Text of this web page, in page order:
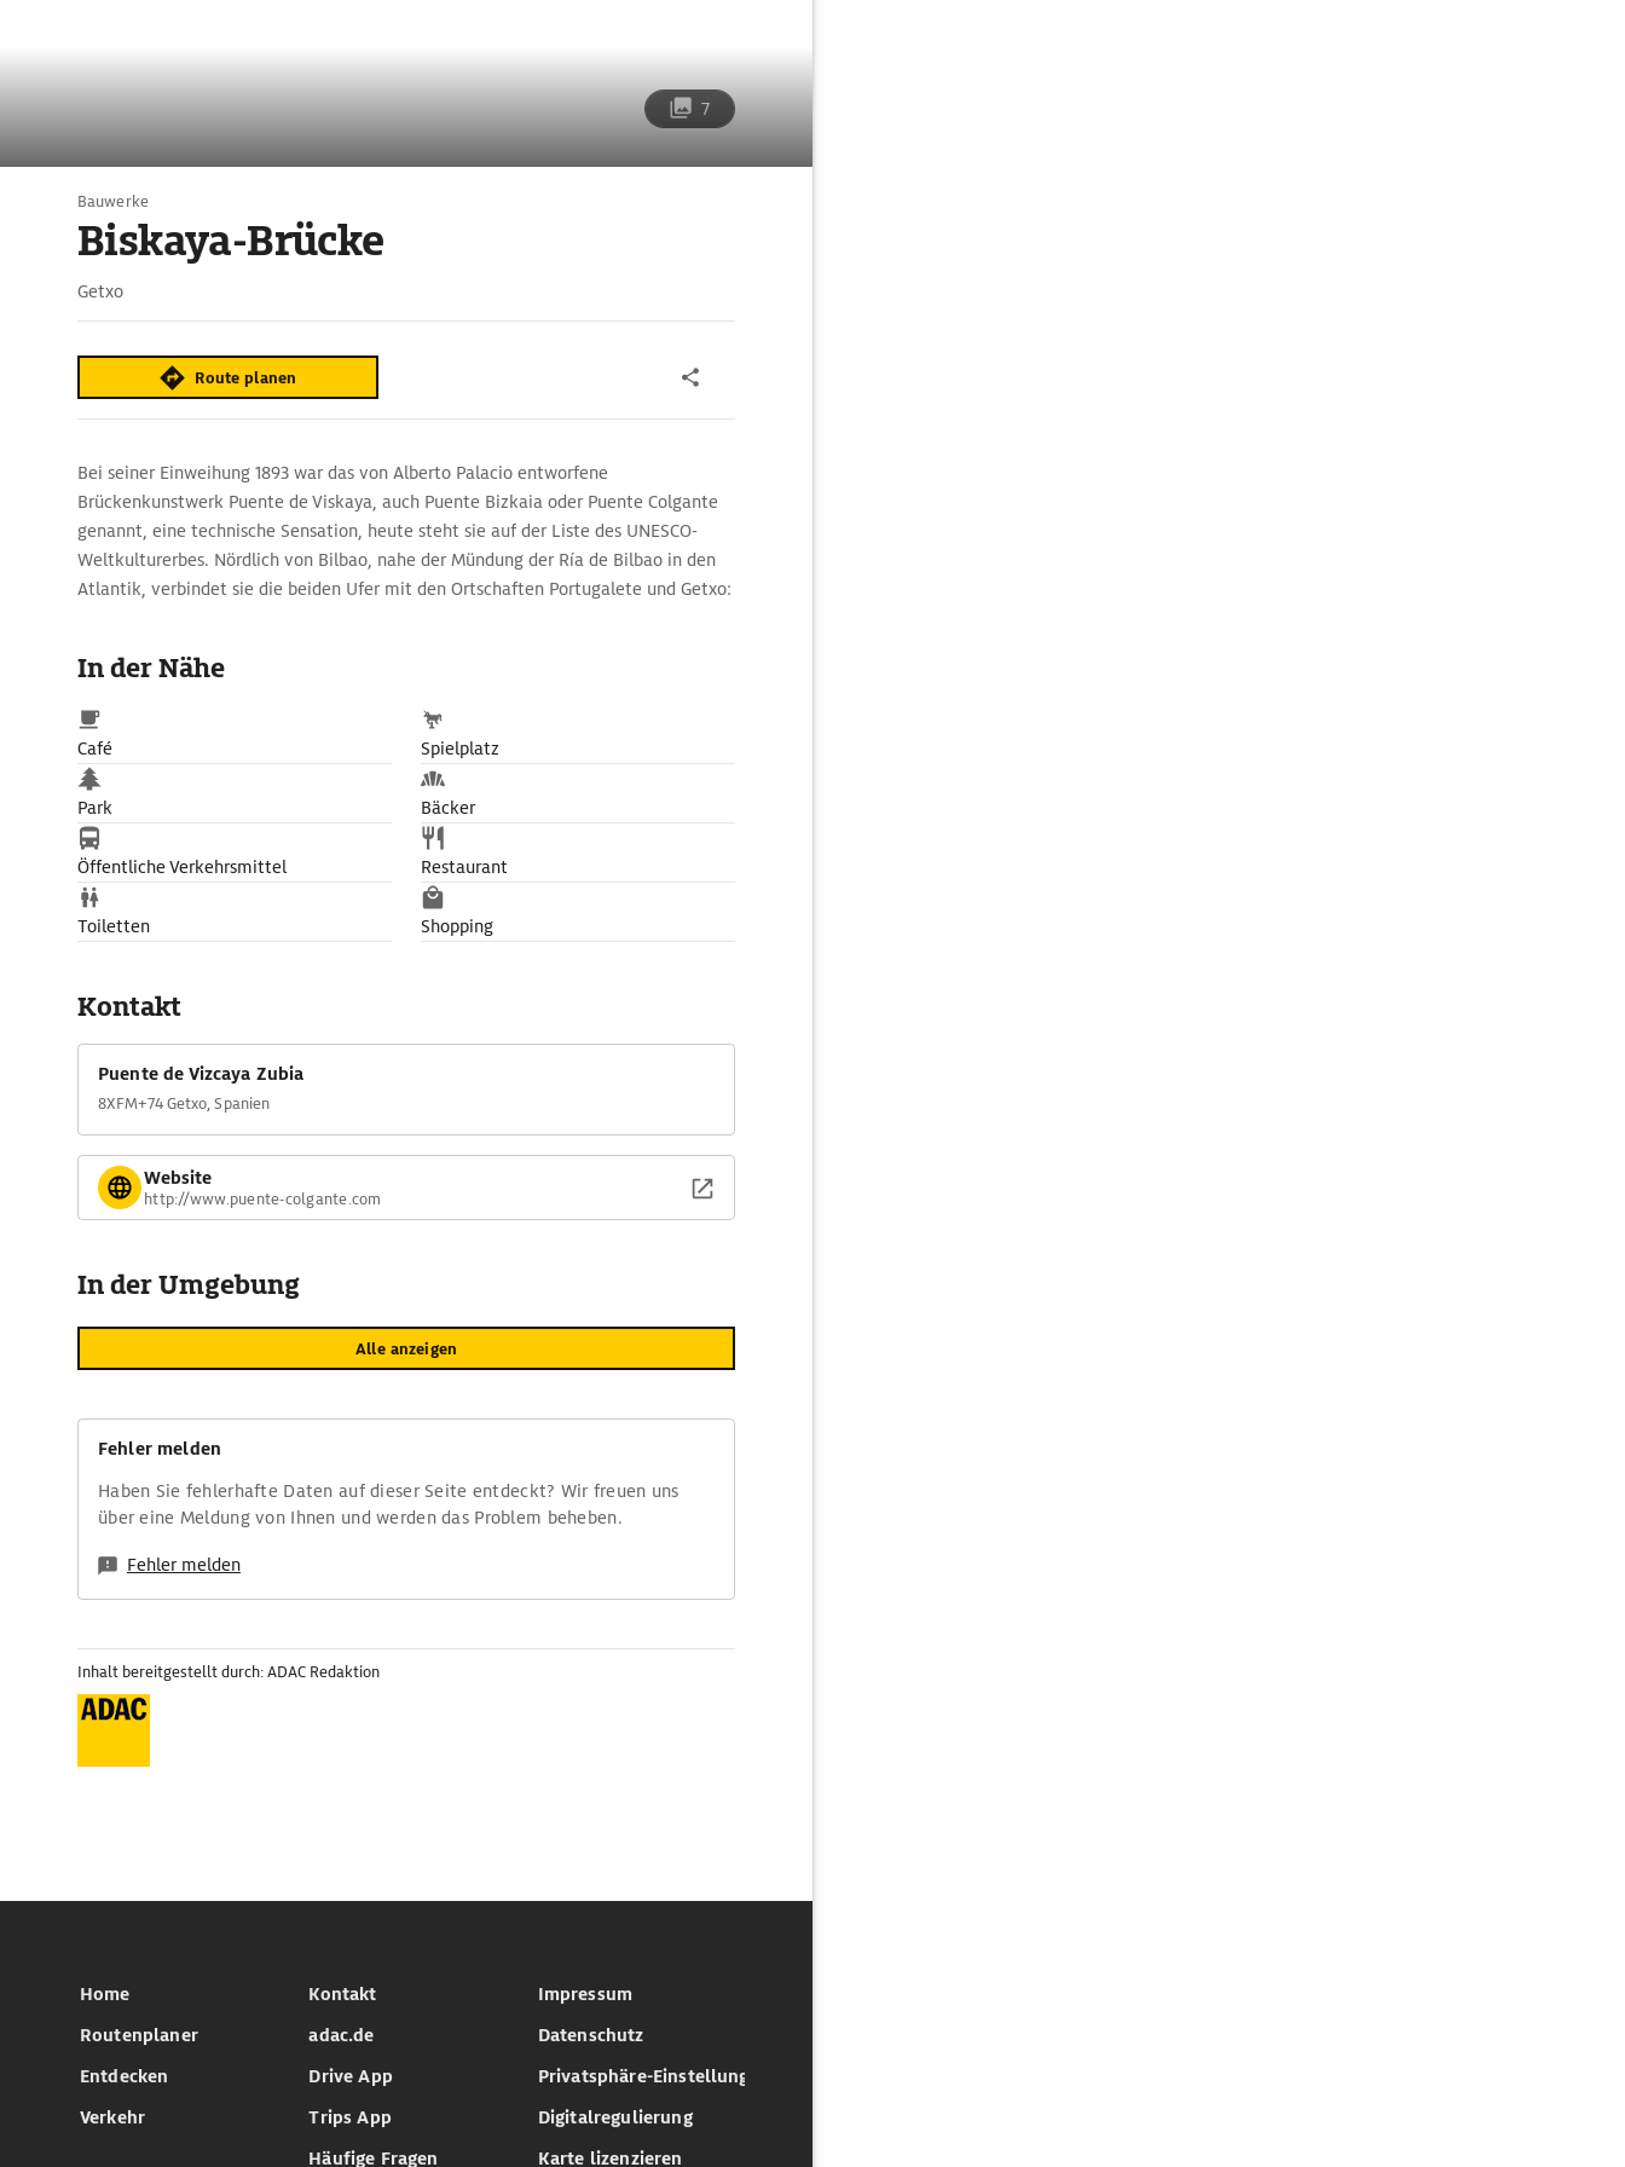
7
Bauwerke
Biskaya-Brücke
Getxo
Route planen
Bei seiner Einweihung 1893 war das von Alberto Palacio entworfene
Brückenkunstwerk Puente de Viskaya, auch Puente Bizkaia oder Puente Colgante
genannt, eine technische Sensation, heute steht sie auf der Liste des UNESCO-
Weltkulturerbes. Nördlich von Bilbao, nahe der Mündung der Ría de Bilbao in den
Atlantik, verbindet sie die beiden Ufer mit den Ortschaften Portugalete und Getxo:
Man kann auch mit dem Lift nach oben fahren und über den Brückenüberbau
spazieren, er ist 45 m hoch, 160 m lang und durch engmaschige Drahtgitter
geschützt. Der Blick schweift über die Wohnviertel am Fluss, die Altstadt von
Portugalete und den Hafen.
In der Nähe
Café Spielplatz
Park Bäcker
Öffentliche Verkehrsmittel Restaurant
Toiletten Shopping
Kontakt
Puente de Vizcaya Zubia
8XFM+74 Getxo, Spanien
Website
http://www.puente-colgante.com
In der Umgebung
Alle anzeigen
Fehler melden
Haben Sie fehlerhafte Daten auf dieser Seite entdeckt? Wir freuen uns
über eine Meldung von Ihnen und werden das Problem beheben.
Fehler melden
Inhalt bereitgestellt durch: ADAC Redaktion
Home
Routenplaner
Entdecken
Verkehr
Kontakt
adac.de
Drive App
Trips App
Häufige Fragen
Impressum
Datenschutz
Privatsphäre-Einstellungen
Digitalregulierung
Karte lizenzieren